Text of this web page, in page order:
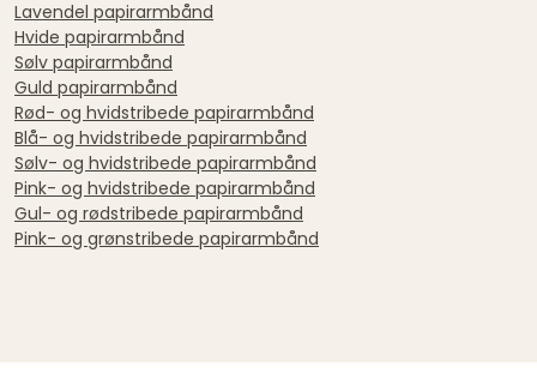
Lavendel papirarmbånd
Hvide papirarmbånd
Sølv papirarmbånd
Guld papirarmbånd
Rød- og hvidstribede papirarmbånd
Blå- og hvidstribede papirarmbånd
Sølv- og hvidstribede papirarmbånd
Pink- og hvidstribede papirarmbånd
Gul- og rødstribede papirarmbånd
Pink- og grønstribede papirarmbånd